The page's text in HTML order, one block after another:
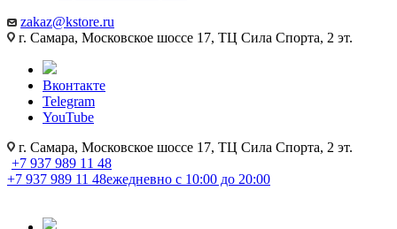
zakaz@kstore.ru
г. Самара, Московское шоссе 17, ТЦ Сила Спорта, 2 эт.
Вконтакте
Telegram
YouTube
г. Самара, Московское шоссе 17, ТЦ Сила Спорта, 2 эт.
+7 937 989 11 48
+7 937 989 11 48ежедневно с 10:00 до 20:00